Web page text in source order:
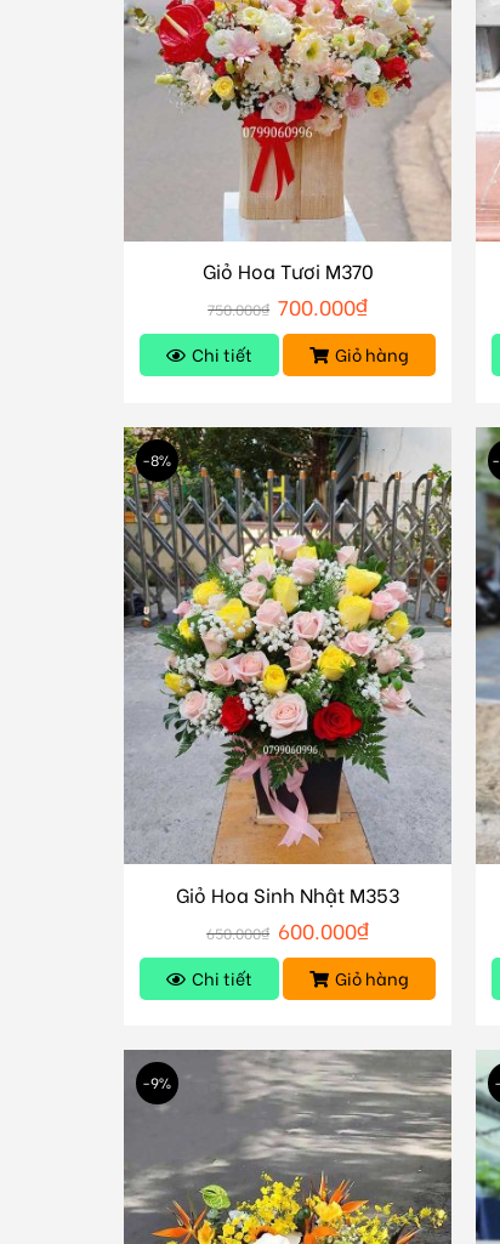
Giỏ Hoa Tươi M370
750.000₫ 700.000₫
Chi tiết Giỏ hàng
-8%
Giỏ Hoa Sinh Nhật M353
650.000₫ 600.000₫
Chi tiết Giỏ hàng
-9%